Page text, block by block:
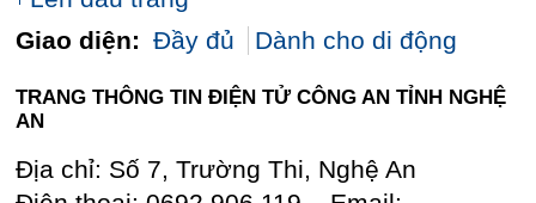
Giao diện: Đầy đủ Dành cho di động
TRANG THÔNG TIN ĐIỆN TỬ CÔNG AN TỈNH NGHỆ
AN
Địa chỉ: Số 7, Trường Thi, Nghệ An